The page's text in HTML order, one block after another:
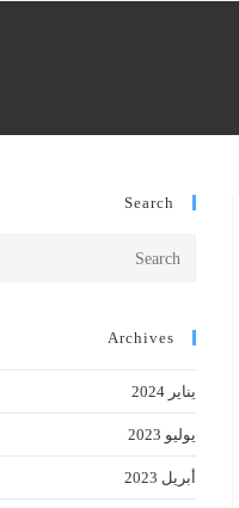
Search
Archives
يناير 2024
يوليو 2023
أبريل 2023